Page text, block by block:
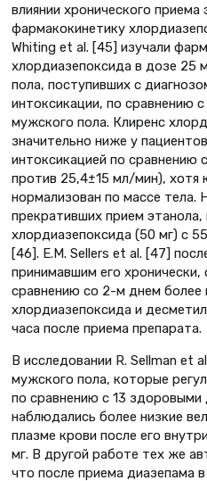
влиянии хронического приема
фармакокинетику
Whiting et al. [45] изучали
хлордиазепоксида в дозе 25
пола, поступивших с
интоксикации, по сравнению
мужского пола. Клиренс
значительно ниже у
интоксикацией по сравнению
против 25,4±15 мл/мин), хотя
нормализован по массе тела.
прекративших прием
хлордиазепоксида (50 мг) с
[46]. E.M. Sellers et al. [47]
принимавшим его
сравнению со 2-м днем более
хлордиазепоксида и
часа после приема препарата.
В исследовании R. Sellman et
мужского пола, которые
по сравнению с 13
наблюдались более низкие
плазме крови после его
мг. В другой работе тех же
что после приема диазепама